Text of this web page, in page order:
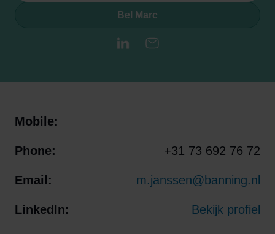
Bel Marc
LinkedInE-mail
Mobile:
Phone: +31 73 692 76 72
Email: m.janssen@banning.nl
LinkedIn: Bekijk profiel